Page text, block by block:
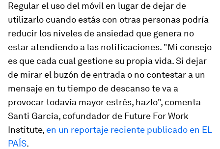
Regular el uso del móvil en lugar de dejar de
utilizarlo cuando estás con otras personas podría
reducir los niveles de ansiedad que genera no
estar atendiendo a las notificaciones. "Mi consejo
es que cada cual gestione su propia vida. Si dejar
de mirar el buzón de entrada o no contestar a un
mensaje en tu tiempo de descanso te va a
provocar todavía mayor estrés, hazlo", comenta
Santi García, cofundador de Future For Work
Institute, en un reportaje reciente publicado en EL
PAÍS.